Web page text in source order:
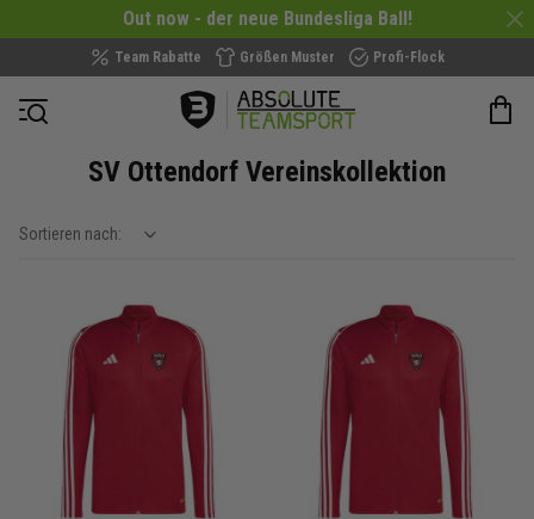
Out now - der neue Bundesliga Ball!
Team Rabatte Größen Muster Profi-Flock
Navigation öffnen
SV Ottendorf Vereinskollektion
Sortieren nach: show filteroptions